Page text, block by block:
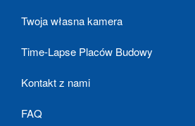
Twoja własna kamera
Time-Lapse Placów Budowy
Kontakt z nami
FAQ